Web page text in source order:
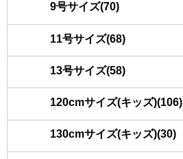
9号サイズ(70)
11号サイズ(68)
13号サイズ(58)
120cmサイズ(キッズ)(106)
130cmサイズ(キッズ)(30)